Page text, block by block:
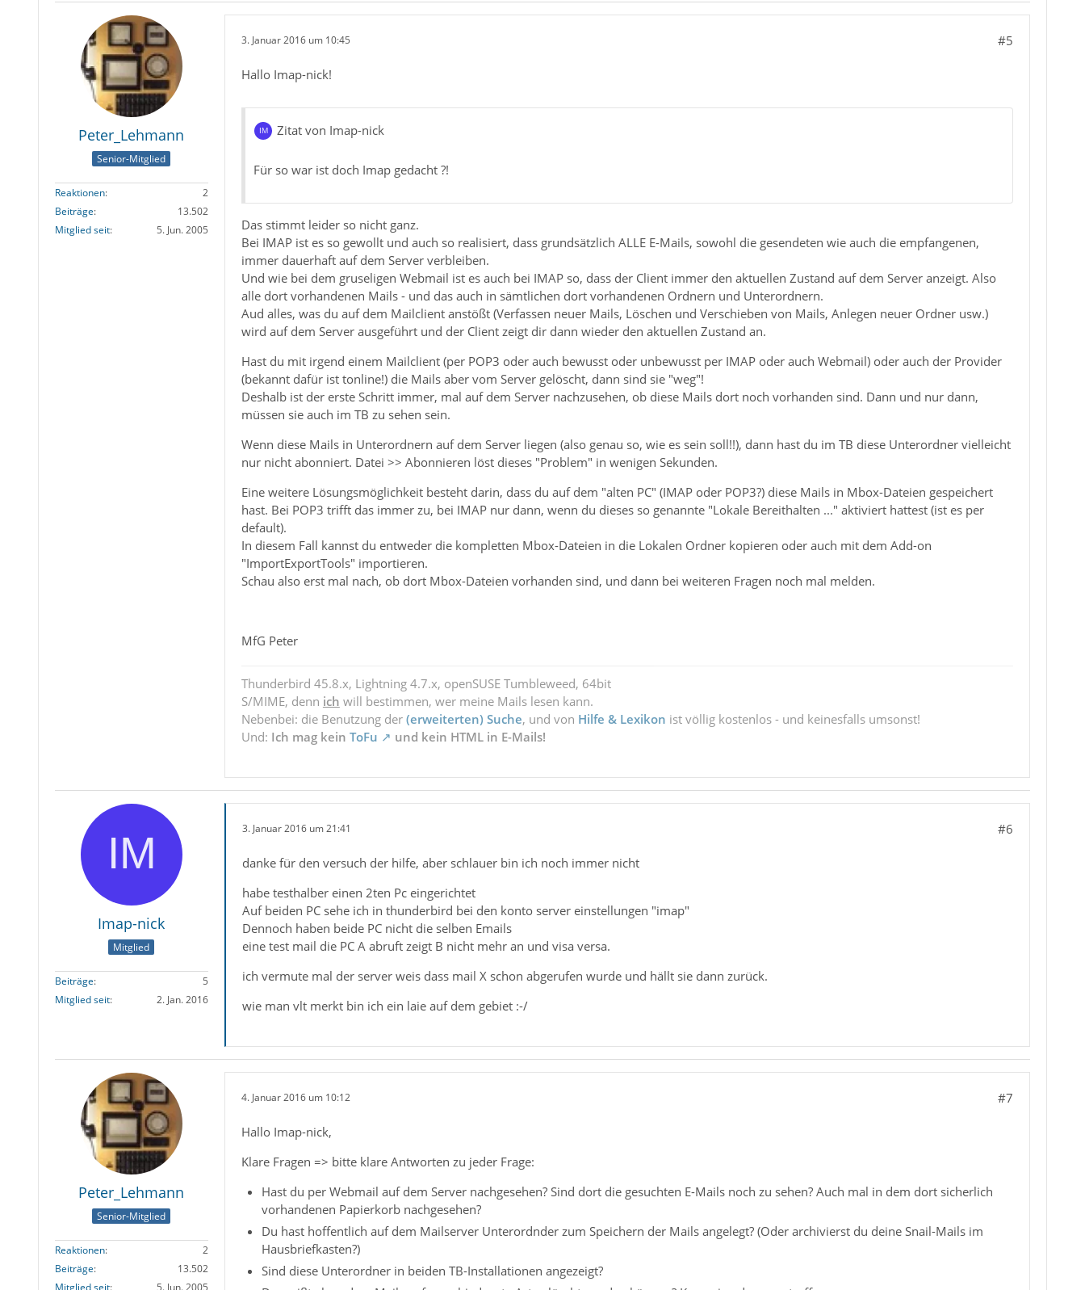
Peter_Lehmann
Senior-Mitglied
Reaktionen
2
Beiträge
13.502
Mitglied seit
5. Jun. 2005
3. Januar 2016 um 10:45 #5
Hallo Imap-nick!
Zitat von Imap-nick
Für so war ist doch Imap gedacht ?!
Das stimmt leider so nicht ganz.
Bei IMAP ist es so gewollt und auch so realisiert, dass grundsätzlich ALLE E-Mails, sowohl die gesendeten wie auch die empfangenen,
immer dauerhaft auf dem Server verbleiben.
Und wie bei dem gruseligen Webmail ist es auch bei IMAP so, dass der Client immer den aktuellen Zustand auf dem Server anzeigt. Also
alle dort vorhandenen Mails - und das auch in sämtlichen dort vorhandenen Ordnern und Unterordnern.
Aud alles, was du auf dem Mailclient anstößt (Verfassen neuer Mails, Löschen und Verschieben von Mails, Anlegen neuer Ordner usw.)
wird auf dem Server ausgeführt und der Client zeigt dir dann wieder den aktuellen Zustand an.
Hast du mit irgend einem Mailclient (per POP3 oder auch bewusst oder unbewusst per IMAP oder auch Webmail) oder auch der Provider
(bekannt dafür ist tonline!) die Mails aber vom Server gelöscht, dann sind sie "weg"!
Deshalb ist der erste Schritt immer, mal auf dem Server nachzusehen, ob diese Mails dort noch vorhanden sind. Dann und nur dann,
müssen sie auch im TB zu sehen sein.
Wenn diese Mails in Unterordnern auf dem Server liegen (also genau so, wie es sein soll!!), dann hast du im TB diese Unterordner vielleicht
nur nicht abonniert. Datei >> Abonnieren löst dieses "Problem" in wenigen Sekunden.
Eine weitere Lösungsmöglichkeit besteht darin, dass du auf dem "alten PC" (IMAP oder POP3?) diese Mails in Mbox-Dateien gespeichert
hast. Bei POP3 trifft das immer zu, bei IMAP nur dann, wenn du dieses so genannte "Lokale Bereithalten ..." aktiviert hattest (ist es per
default).
In diesem Fall kannst du entweder die kompletten Mbox-Dateien in die Lokalen Ordner kopieren oder auch mit dem Add-on
"ImportExportTools" importieren.
Schau also erst mal nach, ob dort Mbox-Dateien vorhanden sind, und dann bei weiteren Fragen noch mal melden.
MfG Peter
Thunderbird 45.8.x, Lightning 4.7.x, openSUSE Tumbleweed, 64bit
S/MIME, denn ich will bestimmen, wer meine Mails lesen kann.
Nebenbei: die Benutzung der (erweiterten) Suche, und von Hilfe & Lexikon ist völlig kostenlos - und keinesfalls umsonst!
Und: Ich mag kein ToFu und kein HTML in E-Mails!
Imap-nick
Mitglied
Beiträge
5
Mitglied seit
2. Jan. 2016
3. Januar 2016 um 21:41 #6
danke für den versuch der hilfe, aber schlauer bin ich noch immer nicht
habe testhalber einen 2ten Pc eingerichtet
Auf beiden PC sehe ich in thunderbird bei den konto server einstellungen "imap"
Dennoch haben beide PC nicht die selben Emails
eine test mail die PC A abruft zeigt B nicht mehr an und visa versa.
ich vermute mal der server weis dass mail X schon abgerufen wurde und hällt sie dann zurück.
wie man vlt merkt bin ich ein laie auf dem gebiet :-/
Peter_Lehmann
Senior-Mitglied
Reaktionen
2
Beiträge
13.502
4. Januar 2016 um 10:12 #7
Hallo Imap-nick,
Klare Fragen => bitte klare Antworten zu jeder Frage:
Hast du per Webmail auf dem Server nachgesehen? Sind dort die gesuchten E-Mails noch zu sehen? Auch mal in dem dort sicherlich
vorhandenen Papierkorb nachgesehen?
Du hast hoffentlich auf dem Mailserver Unterordnder zum Speichern der Mails angelegt? (Oder archivierst du deine Snail-Mails im
Hausbriefkasten?)
Sind diese Unterordner in beiden TB-Installationen angezeigt?